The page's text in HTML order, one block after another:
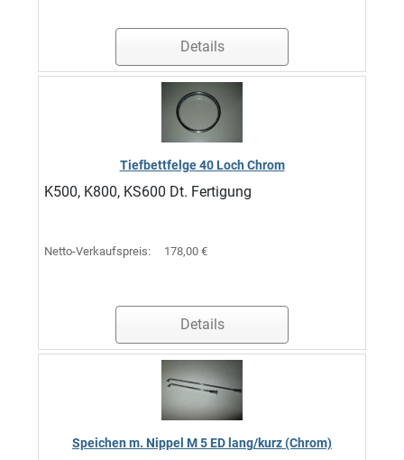
Details
Tiefbettfelge 40 Loch Chrom
K500, K800, KS600 Dt. Fertigung
Netto-Verkaufspreis: 178,00 €
Details
Speichen m. Nippel M 5 ED lang/kurz (Chrom)